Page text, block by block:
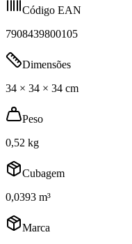
Código EAN
7908439800105
Dimensões
34 × 34 × 34 cm
Peso
0,52 kg
Cubagem
0,0393 m³
Marca